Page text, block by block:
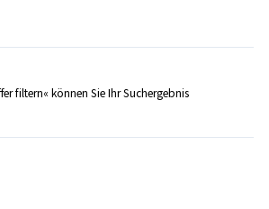
filtern« können Sie Ihr Suchergebnis